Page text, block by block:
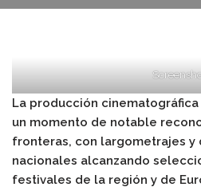
La producción
un momento de notable
fronteras, con largometrajes y
nacionales alcanzando
festivales de la región y de